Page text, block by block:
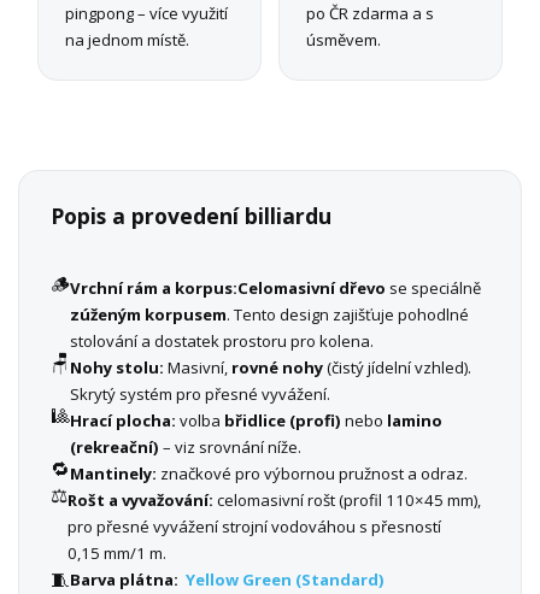
pingpong – více využití
na jednom místě.
po ČR zdarma a s
úsměvem.
Popis a provedení billiardu
🪵Vrchní rám a korpus:Celomasivní dřevo se speciálně
zúženým korpusem. Tento design zajišťuje pohodlné
stolování a dostatek prostoru pro kolena.
🪑 Nohy stolu: Masivní, rovné nohy(čistý jídelní vzhled).
Skrytý systém pro přesné vyvážení.
🎱Hrací plocha: volba břidlice (profi) nebo lamino
(rekreační) – viz srovnání níže.
🔁Mantinely: značkové pro výbornou pružnost a odraz.
⚖️Rošt a vyvažování: celomasivní rošt (profil 110×45 mm),
pro přesné vyvážení strojní vodováhou s přesností
0,15 mm/1 m.
🧵Barva plátna: Yellow Green (Standard)